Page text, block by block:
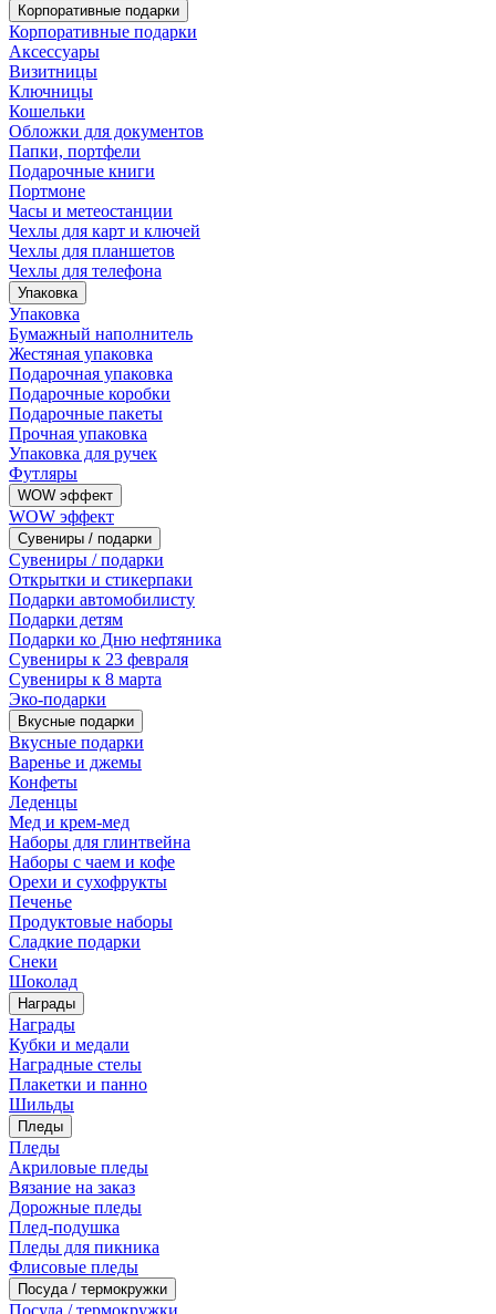
Корпоративные подарки
Корпоративные подарки
Аксессуары
Визитницы
Ключницы
Кошельки
Обложки для документов
Папки, портфели
Подарочные книги
Портмоне
Часы и метеостанции
Чехлы для карт и ключей
Чехлы для планшетов
Чехлы для телефона
Упаковка
Упаковка
Бумажный наполнитель
Жестяная упаковка
Подарочная упаковка
Подарочные коробки
Подарочные пакеты
Прочная упаковка
Упаковка для ручек
Футляры
WOW эффект
WOW эффект
Сувениры / подарки
Сувениры / подарки
Открытки и стикерпаки
Подарки автомобилисту
Подарки детям
Подарки ко Дню нефтяника
Сувениры к 23 февраля
Сувениры к 8 марта
Эко-подарки
Вкусные подарки
Вкусные подарки
Варенье и джемы
Конфеты
Леденцы
Мед и крем-мед
Наборы для глинтвейна
Наборы с чаем и кофе
Орехи и сухофрукты
Печенье
Продуктовые наборы
Сладкие подарки
Снеки
Шоколад
Награды
Награды
Кубки и медали
Наградные стелы
Плакетки и панно
Шильды
Пледы
Пледы
Акриловые пледы
Вязание на заказ
Дорожные пледы
Плед-подушка
Пледы для пикника
Флисовые пледы
Посуда / термокружки
Посуда / термокружки